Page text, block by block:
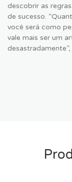
descobrir as
de sucesso.
você será como
vale mais ser um
desastradamente”,